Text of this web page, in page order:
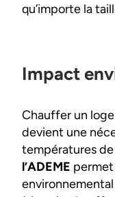
qu’importe la
Impact
Chauffer un
devient une
températures de
l’ADEME permet